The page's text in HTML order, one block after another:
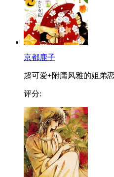
京都鹿子
超可爱+附庸风雅的姐弟
评分: